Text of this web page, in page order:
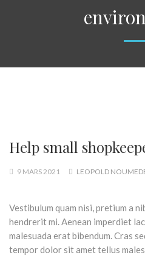
Help small
9 MARS 2021 LEOPOLD
Vestibulum quam nisi, pretium a
hendrerit mi. Aenean imperdiet
malesuada erat bibendum. Cras
tempor dolor sit amet tellus